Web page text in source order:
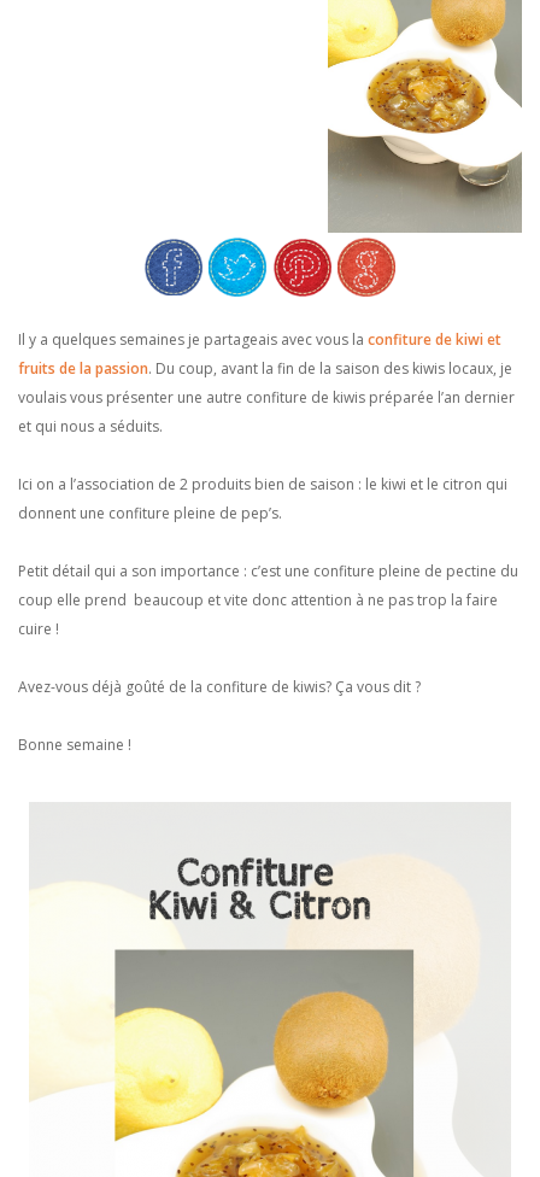
Il y a quelques semaines je partageais avec vous la confiture de kiwi et
fruits de la passion. Du coup, avant la fin de la saison des kiwis locaux, je
voulais vous présenter une autre confiture de kiwis préparée l’an dernier
et qui nous a séduits.
Ici on a l’association de 2 produits bien de saison : le kiwi et le citron qui
donnent une confiture pleine de pep’s.
Petit détail qui a son importance : c’est une confiture pleine de pectine du
coup elle prend beaucoup et vite donc attention à ne pas trop la faire
cuire !
Avez-vous déjà goûté de la confiture de kiwis? Ça vous dit ?
Bonne semaine !